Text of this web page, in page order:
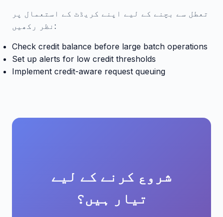
تعطل سے بچنے کے لیے اپنے کریڈٹ کے استعمال پر
نظر رکھیں:
Check credit balance before large batch operations
Set up alerts for low credit thresholds
Implement credit-aware request queuing
شروع کرنے کے لیے
تیار ہیں؟